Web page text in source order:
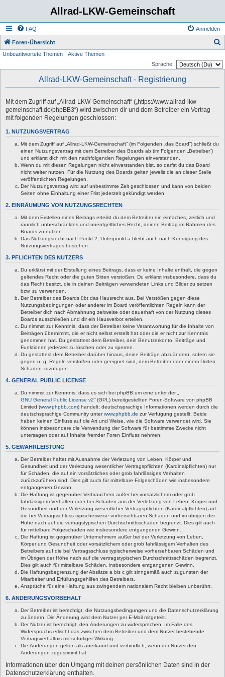
Allrad-LKW-Gemeinschaft
FAQ Anmelden
Foren-Übersicht
Unbeantwortete Themen
Aktive Themen
Sprache:
Allrad-LKW-Gemeinschaft - Registrierung
Mit dem Zugriff auf „Allrad-LKW-Gemeinschaft“ („https://www.allrad-lkw-
gemeinschaft.de/phpBB3“) wird zwischen dir und dem Betreiber ein Vertrag
mit folgenden Regelungen geschlossen:
1. NUTZUNGSVERTRAG
Mit dem Zugriff auf „Allrad-LKW-Gemeinschaft“ (im Folgenden „das Board“) schließt du
einen Nutzungsvertrag mit dem Betreiber des Boards ab (im Folgenden „Betreiber“)
und erklärst dich mit den nachfolgenden Regelungen einverstanden.
Wenn du mit diesen Regelungen nicht einverstanden bist, so darfst du das Board
nicht weiter nutzen. Für die Nutzung des Boards gelten jeweils die an dieser Stelle
veröffentlichten Regelungen.
Der Nutzungsvertrag wird auf unbestimmte Zeit geschlossen und kann von beiden
Seiten ohne Einhaltung einer Frist jederzeit gekündigt werden.
2. EINRÄUMUNG VON NUTZUNGSRECHTEN
Mit dem Erstellen eines Beitrags erteilst du dem Betreiber ein einfaches, zeitlich und
räumlich unbeschränktes und unentgeltliches Recht, deinen Beitrag im Rahmen des
Boards zu nutzen.
Das Nutzungsrecht nach Punkt 2, Unterpunkt a bleibt auch nach Kündigung des
Nutzungsvertrages bestehen.
3. PFLICHTEN DES NUTZERS
Du erklärst mit der Erstellung eines Beitrags, dass er keine Inhalte enthält, die gegen
geltendes Recht oder die guten Sitten verstoßen. Du erklärst insbesondere, dass du
das Recht besitzt, die in deinen Beiträgen verwendeten Links und Bilder zu setzen
bzw. zu verwenden.
Der Betreiber des Boards übt das Hausrecht aus. Bei Verstößen gegen diese
Nutzungsbedingungen oder anderer im Board veröffentlichten Regeln kann der
Betreiber dich nach Abmahnung zeitweise oder dauerhaft von der Nutzung dieses
Boards ausschließen und dir ein Hausverbot erteilen.
Du nimmst zur Kenntnis, dass der Betreiber keine Verantwortung für die Inhalte von
Beiträgen übernimmt, die er nicht selbst erstellt hat oder die er nicht zur Kenntnis
genommen hat. Du gestattest dem Betreiber, dein Benutzerkonto, Beiträge und
Funktionen jederzeit zu löschen oder zu sperren.
Du gestattest dem Betreiber darüber hinaus, deine Beiträge abzuändern, sofern sie
gegen o. g. Regeln verstoßen oder geeignet sind, dem Betreiber oder einem Dritten
Schaden zuzufügen.
4. GENERAL PUBLIC LICENSE
Du nimmst zur Kenntnis, dass es sich bei phpBB um eine unter der „
GNU General Public License v2“ (GPL) bereitgestellten Foren-Software von phpBB
Limited (www.phpbb.com) handelt; deutschsprachige Informationen werden durch die
deutschsprachige Community unterwww.phpbb.de zur Verfügung gestellt. Beide
haben keinen Einfluss auf die Art und Weise, wie die Software verwendet wird. Sie
können insbesondere die Verwendung der Software für bestimmte Zwecke nicht
untersagen oder auf Inhalte fremder Foren Einfluss nehmen.
5. GEWÄHRLEISTUNG
Der Betreiber haftet mit Ausnahme der Verletzung von Leben, Körper und
Gesundheit und der Verletzung wesentlicher Vertragspflichten (Kardinalpflichten) nur
für Schäden, die auf ein vorsätzliches oder grob fahrlässiges Verhalten
zurückzuführen sind. Dies gilt auch für mittelbare Folgeschäden wie insbesondere
entgangenen Gewinn.
Die Haftung ist gegenüber Verbrauchern außer bei vorsätzlichem oder grob
fahrlässigem Verhalten oder bei Schäden aus der Verletzung von Leben, Körper und
Gesundheit und der Verletzung wesentlicher Vertragspflichten (Kardinalpflichten) auf
die bei Vertragsschluss typischerweise vorhersehbaren Schäden und im übrigen der
Höhe nach auf die vertragstypischen Durchschnittsschäden begrenzt. Dies gilt auch
für mittelbare Folgeschäden wie insbesondere entgangenen Gewinn.
Die Haftung ist gegenüber Unternehmern außer bei der Verletzung von Leben,
Körper und Gesundheit oder vorsätzlichem oder grob fahrlässigem Verhalten des
Betreibers auf die bei Vertragsschluss typischerweise vorhersehbaren Schäden und
im Übrigen der Höhe nach auf die vertragstypischen Durchschnittsschäden begrenzt.
Dies gilt auch für mittelbare Schäden, insbesondere entgangenen Gewinn.
Die Haftungsbegrenzung der Absätze a bis c gilt sinngemäß auch zugunsten der
Mitarbeiter und Erfüllungsgehilfen des Betreibers.
Ansprüche für eine Haftung aus zwingendem nationalem Recht bleiben unberührt.
6. ÄNDERUNGSVORBEHALT
Der Betreiber ist berechtigt, die Nutzungsbedingungen und die Datenschutzerklärung
zu ändern. Die Änderung wird dem Nutzer per E-Mail mitgeteilt.
Der Nutzer ist berechtigt, den Änderungen zu widersprechen. Im Falle des
Widerspruchs erlischt das zwischen dem Betreiber und dem Nutzer bestehende
Vertragsverhältnis mit sofortiger Wirkung.
Die Änderungen gelten als anerkannt und verbindlich, wenn der Nutzer den
Änderungen zugestimmt hat.
Informationen über den Umgang mit deinen persönlichen Daten sind in der
Datenschutzerklärung enthalten.